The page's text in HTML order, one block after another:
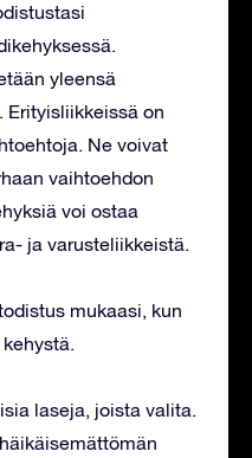
yleensä
Erityisliikkeissä on
Ne voivat
vaihtoehdon
voi ostaa
ja varusteliikkeistä.
mukaasi, kun
laseja, joista valita.